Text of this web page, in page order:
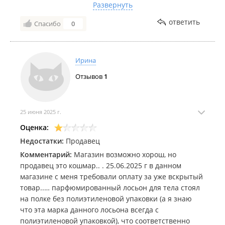
витрине. Я вынуждена была написать жалобу в
книге отзывов и оставила ненужный мне товар в
отреагирует и будет лучше отбирать сотрудников
любимый магазин косметики
Развернуть
Спасибо 0 ответить
Ирина
Отзывов 1
25 июня 2025 г.
Оценка:
Недостатки: Продавец
Комментарий: Магазин возможно хорош, но
продавец это кошмар.. . 25.06.2025 г в данном
магазине с меня требовали оплату за уже вскрытый
товар..… парфюмированный лосьон для тела стоял
на полке без полиэтиленовой упаковки (а я знаю
что эта марка данного лосьона всегда с
полиэтиленовой упаковкой), что соответственно